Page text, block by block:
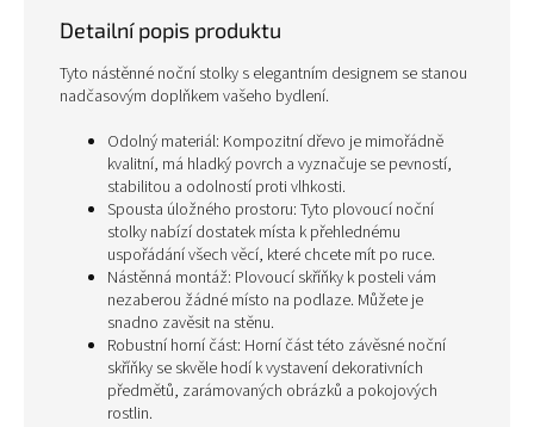
Detailní popis produktu
Tyto nástěnné noční stolky s elegantním designem se stanou
nadčasovým doplňkem vašeho bydlení.
Odolný materiál: Kompozitní dřevo je mimořádně
kvalitní, má hladký povrch a vyznačuje se pevností,
stabilitou a odolností proti vlhkosti.
Spousta úložného prostoru: Tyto plovoucí noční
stolky nabízí dostatek místa k přehlednému
uspořádání všech věcí, které chcete mít po ruce.
Nástěnná montáž: Plovoucí skříňky k posteli vám
nezaberou žádné místo na podlaze. Můžete je
snadno zavěsit na stěnu.
Robustní horní část: Horní část této závěsné noční
skříňky se skvěle hodí k vystavení dekorativních
předmětů, zarámovaných obrázků a pokojových
rostlin.